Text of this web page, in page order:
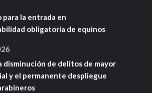
para la entrada en
obligatoria de equinos
disminución de delitos de mayor
y el permanente despliegue